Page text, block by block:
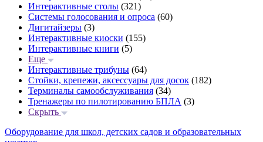
Интерактивные столы (321)
Системы голосования и опроса (60)
Дигитайзеры (3)
Интерактивные киоски (155)
Интерактивные книги (5)
Еще
Интерактивные трибуны (64)
Стойки, крепежи, аксессуары для досок (182)
Терминалы самообслуживания (34)
Тренажеры по пилотированию БПЛА (3)
Скрыть
Оборудование для школ, детских садов и образовательных